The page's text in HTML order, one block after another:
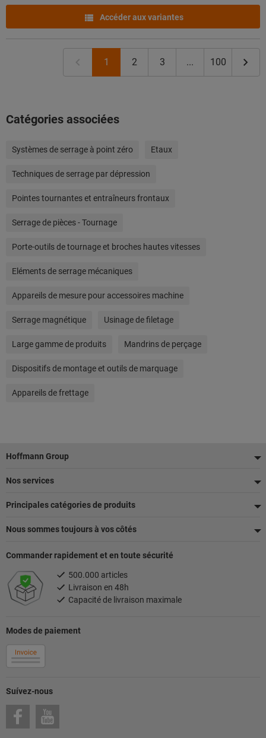
Accéder aux variantes
1 2 3 ... 100
Catégories associées
Systèmes de serrage à point zéro Etaux
Techniques de serrage par dépression
Pointes tournantes et entraîneurs frontaux
Serrage de pièces - Tournage
Porte-outils de tournage et broches hautes vitesses
Eléments de serrage mécaniques
Appareils de mesure pour accessoires machine
Serrage magnétique Usinage de filetage
Large gamme de produits Mandrins de perçage
Dispositifs de montage et outils de marquage
Appareils de frettage
Pied
de
page
Hoffmann Group
Nos services
Principales catégories de produits
Nous sommes toujours à vos côtés
Suívez-nous
Modes de paiement
Commander rapidement et en toute sécurité
500.000 articles
Livraison en 48h
Capacité de livraison maximale